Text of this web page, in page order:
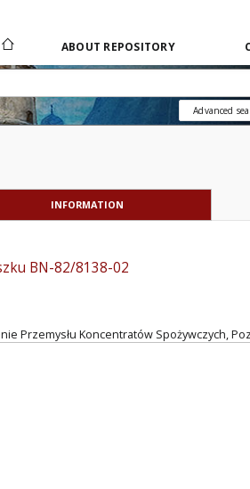
ABOUT REPOSITORY
Advanced
INFORMATION
BN-82/8138-02
Przemysłu Koncentratów Spożywczych,